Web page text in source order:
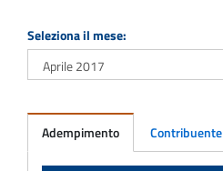
Seleziona il mese:
Adempimento Contribuente